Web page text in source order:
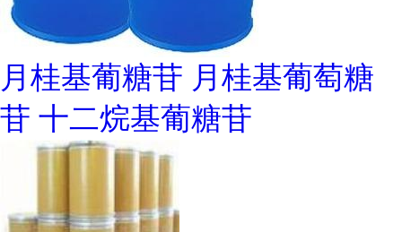
月桂基葡糖苷 月桂基葡萄糖
苷 十二烷基葡糖苷